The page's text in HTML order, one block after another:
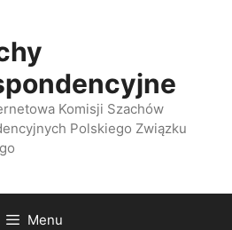
Komisji Szachów
Polskiego Związku
Menu